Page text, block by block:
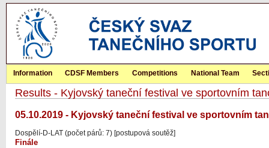
Information CDSF Members Competitions National Team
Results - Kyjovský taneční festival ve sportovním
05.10.2019 - Kyjovský taneční festival ve sportovním
Dospělí-D-LAT (počet párů: 7) [postupová soutěž]
Finále